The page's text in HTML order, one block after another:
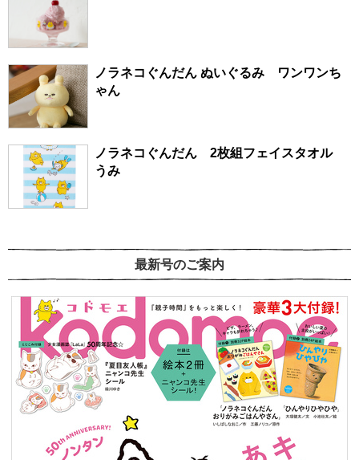
ノラネコぐんだん ぬいぐるみ ワンワンち
ゃん
ノラネコぐんだん 2枚組フェイスタオル
うみ
最新号のご案内